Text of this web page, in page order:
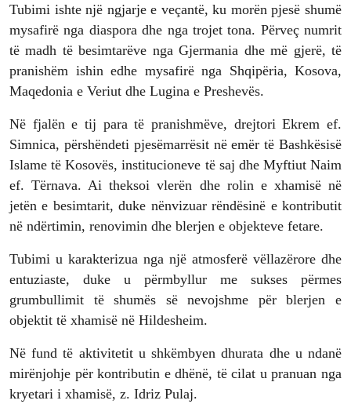
Tubimi ishte një ngjarje e veçantë, ku morën pjesë shumë
mysafirë nga diaspora dhe nga trojet tona. Përveç numrit
të madh të besimtarëve nga Gjermania dhe më gjerë, të
pranishëm ishin edhe mysafirë nga Shqipëria, Kosova,
Maqedonia e Veriut dhe Lugina e Preshevës.
Në fjalën e tij para të pranishmëve, drejtori Ekrem ef.
Simnica, përshëndeti pjesëmarrësit në emër të Bashkësisë
Islame të Kosovës, institucioneve të saj dhe Myftiut Naim
ef. Tërnava. Ai theksoi vlerën dhe rolin e xhamisë në
jetën e besimtarit, duke nënvizuar rëndësinë e kontributit
në ndërtimin, renovimin dhe blerjen e objekteve fetare.
Tubimi u karakterizua nga një atmosferë vëllazërore dhe
entuziaste, duke u përmbyllur me sukses përmes
grumbullimit të shumës së nevojshme për blerjen e
objektit të xhamisë në Hildesheim.
Në fund të aktivitetit u shkëmbyen dhurata dhe u ndanë
mirënjohje për kontributin e dhënë, të cilat u pranuan nga
kryetari i xhamisë, z. Idriz Pulaj.